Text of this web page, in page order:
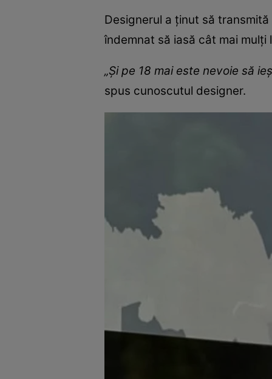
Designerul a ținut să
îndemnat să iasă cât mai
„Și pe 18 mai este nevoie să
spus cunoscutul designer.